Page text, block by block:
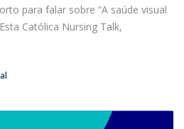
para falar sobre “A saúde visual
Católica Nursing Talk,